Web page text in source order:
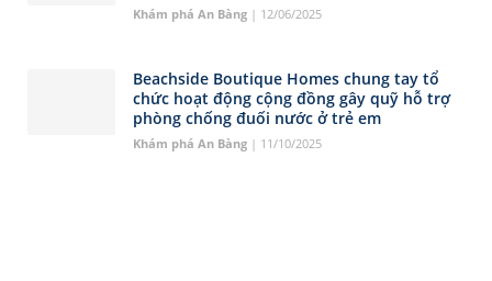
Khám phá An Bàng | 12/06/2025
Beachside Boutique Homes chung tay tổ
chức hoạt động cộng đồng gây quỹ hỗ trợ
phòng chống đuối nước ở trẻ em
Khám phá An Bàng | 11/10/2025